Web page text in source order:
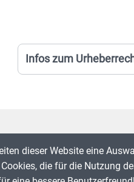
Infos zum
dieser Website eine
die für die Nutzung